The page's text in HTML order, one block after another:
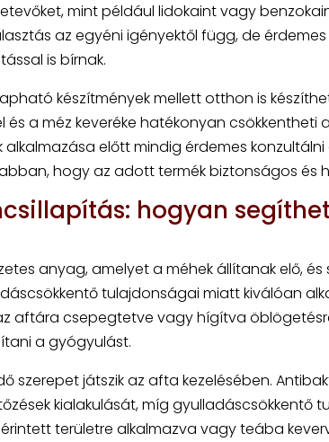
mint például lidokaint vagy
az egyéni igényektől függ, de
is bírnak.
készítmények mellett otthon is
és a méz keveréke hatékonyan
alkalmazása előtt mindig érdemes
hogy az adott termék biztonságos és
hogyan
anyag, amelyet a méhek állítanak elő,
tulajdonságai miatt kiválóan
aftára csepegtetve vagy hígítva
a gyógyulást.
szerepet játszik az afta kezelésében.
kialakulását, míg gyulladáscsökkentő
területre alkalmazva vagy teába